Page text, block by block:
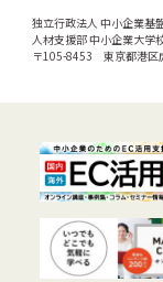
独立行政法人 中小企業基
人材支援部 中小企業大学
〒105-8453 東京都港区